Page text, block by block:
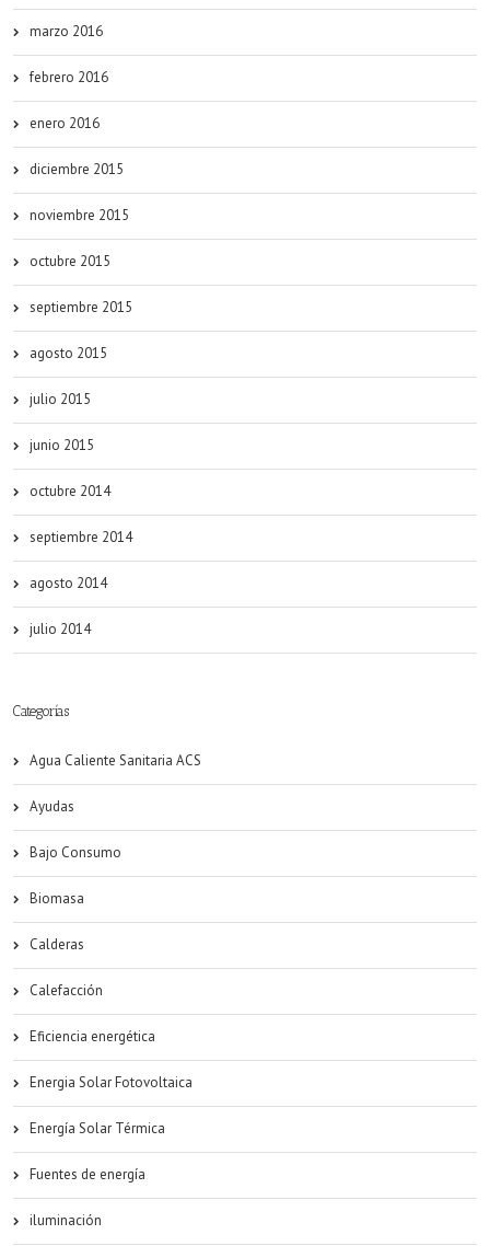
marzo 2016
febrero 2016
enero 2016
diciembre 2015
noviembre 2015
octubre 2015
septiembre 2015
agosto 2015
julio 2015
junio 2015
octubre 2014
septiembre 2014
agosto 2014
julio 2014
Categorías
Agua Caliente Sanitaria ACS
Ayudas
Bajo Consumo
Biomasa
Calderas
Calefacción
Eficiencia energética
Energia Solar Fotovoltaica
Energía Solar Térmica
Fuentes de energía
iluminación